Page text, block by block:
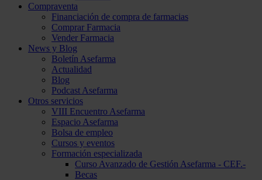
Compraventa
Financiación de compra de farmacias
Comprar Farmacia
Vender Farmacia
News y Blog
Boletín Asefarma
Actualidad
Blog
Podcast Asefarma
Otros servicios
VIII Encuentro Asefarma
Espacio Asefarma
Bolsa de empleo
Cursos y eventos
Formación especializada
Curso Avanzado de Gestión Asefarma - CEF.-
Becas